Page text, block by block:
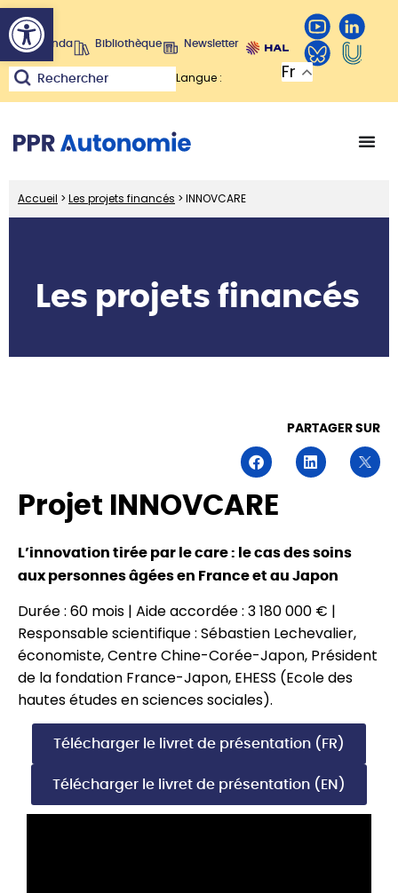
Ouvrir la barre d’outils
Agenda Bibliothèque Newsletter
Rechercher Langue : Fr
Accueil > Les projets financés > INNOVCARE
Les projets financés
PARTAGER SUR
Projet INNOVCARE
L’innovation tirée par le care : le cas des soins
aux personnes âgées en France et au Japon
Durée : 60 mois | Aide accordée : 3 180 000 € |
Responsable scientifique : Sébastien Lechevalier,
économiste, Centre Chine-Corée-Japon, Président
de la fondation France-Japon, EHESS (Ecole des
hautes études en sciences sociales).
Télécharger le livret de présentation (FR)
Télécharger le livret de présentation (EN)